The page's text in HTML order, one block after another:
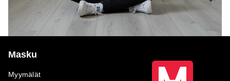
Masku
Myymälät